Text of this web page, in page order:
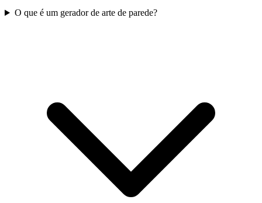
O que é um gerador de arte de parede?